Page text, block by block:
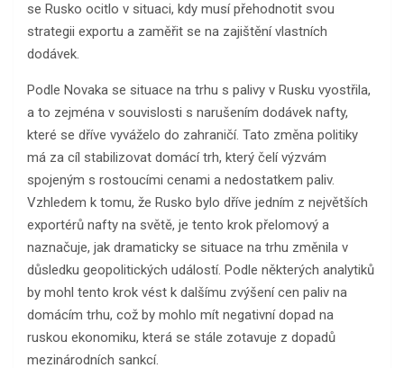
se Rusko ocitlo v situaci, kdy musí přehodnotit svou
strategii exportu a zaměřit se na zajištění vlastních
dodávek.
Podle Novaka se situace na trhu s palivy v Rusku vyostřila,
a to zejména v souvislosti s narušením dodávek nafty,
které se dříve vyváželo do zahraničí. Tato změna politiky
má za cíl stabilizovat domácí trh, který čelí výzvám
spojeným s rostoucími cenami a nedostatkem paliv.
Vzhledem k tomu, že Rusko bylo dříve jedním z největších
exportérů nafty na světě, je tento krok přelomový a
naznačuje, jak dramaticky se situace na trhu změnila v
důsledku geopolitických událostí. Podle některých analytiků
by mohl tento krok vést k dalšímu zvýšení cen paliv na
domácím trhu, což by mohlo mít negativní dopad na
ruskou ekonomiku, která se stále zotavuje z dopadů
mezinárodních sankcí.